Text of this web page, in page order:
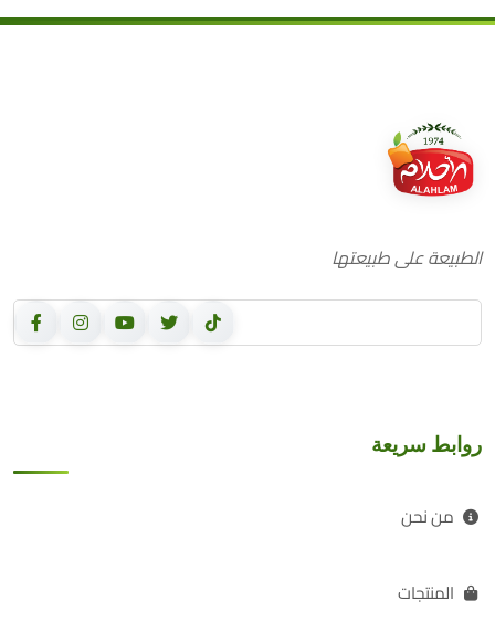
الطبيعة على طبيعتها
روابط سريعة
من نحن
المنتجات